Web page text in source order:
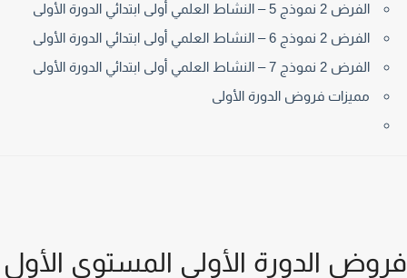
الفرض 2 نموذج 5 – النشاط العلمي أولى ابتدائي الدورة الأولى
الفرض 2 نموذج 6 – النشاط العلمي أولى ابتدائي الدورة الأولى
الفرض 2 نموذج 7 – النشاط العلمي أولى ابتدائي الدورة الأولى
مميزات فروض الدورة الأولى
الدورة الأولى المستوى الأول